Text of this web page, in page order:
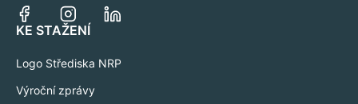
KE STAŽENÍ
Logo Střediska NRP
Výroční zprávy